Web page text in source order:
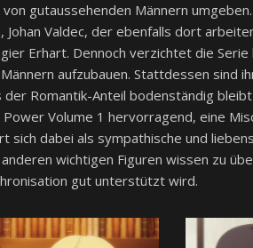
gutaussehenden Männern
Valdec, der ebenfalls dort
Erhart. Dennoch verzichtet die
aufzubauen. Stattdessen sind
Romantik-Anteil bodenständig
Power Volume 1 hervorragend, eine
sich dabei als sympathische und
anderen wichtigen Figuren wissen zu
gut unterstützt wird.